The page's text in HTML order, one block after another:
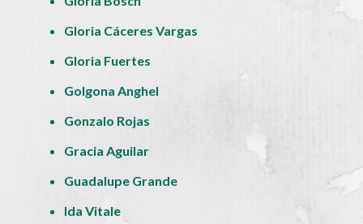
Gloria Cáceres Vargas
Gloria Fuertes
Golgona Anghel
Gonzalo Rojas
Gracia Aguilar
Guadalupe Grande
Ida Vitale